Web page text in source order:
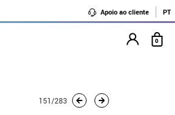
Apoio ao cliente PT
0
151/283